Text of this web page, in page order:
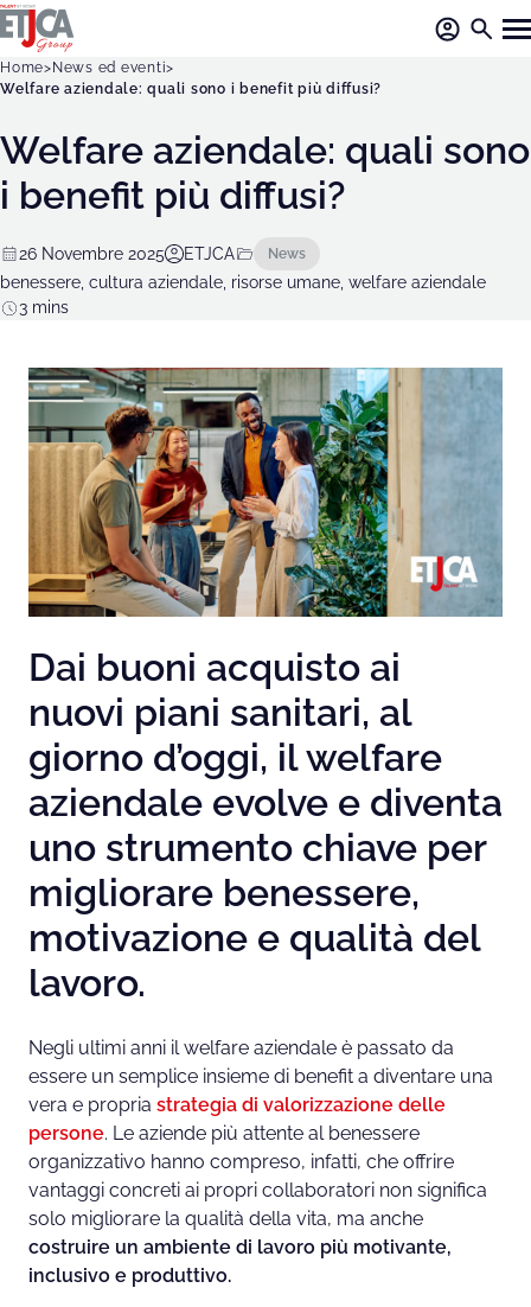
Home
News ed eventi
Welfare aziendale: quali sono i benefit più diffusi?
Welfare aziendale: quali sono
i benefit più diffusi?
26 Novembre 2025 ETJCA News
benessere cultura aziendale risorse umane welfare aziendale
Dai buoni acquisto ai
nuovi piani sanitari, al
giorno d’oggi, il welfare
aziendale evolve e diventa
uno strumento chiave per
migliorare benessere,
motivazione e qualità del
lavoro.
Negli ultimi anni il welfare aziendale è passato da
essere un semplice insieme di benefit a diventare una
vera e propria strategia di valorizzazione delle
persone. Le aziende più attente al benessere
organizzativo hanno compreso, infatti, che offrire
vantaggi concreti ai propri collaboratori non significa
solo migliorare la qualità della vita, ma anche
costruire un ambiente di lavoro più motivante,
inclusivo e produttivo.